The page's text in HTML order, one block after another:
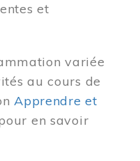
et
variée
au cours de
Apprendre et
en savoir